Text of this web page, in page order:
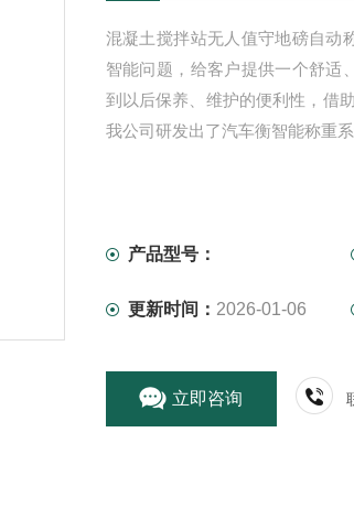
混凝土搅拌站无人值守地磅自动
智能问题，给客户提供一个舒适
到以后保养、维护的便利性，借
我公司研发出了汽车衡智能称重系
产品型号：
更新时间： 2026-01-06
立即咨询